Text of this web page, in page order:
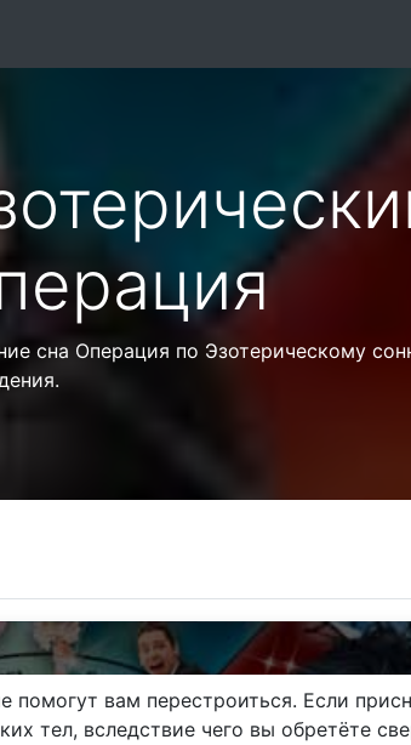
сна Операция по Эзотерическому
вам перестроиться. Если
тел, вследствие чего вы обретёте